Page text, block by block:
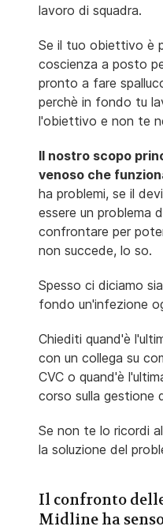
lavoro di squadra.
Se il tuo obiettivo è
coscienza a posto
pronto a fare
perchè in fondo tu
l'obiettivo e non te
Il nostro scopo
venoso che
ha problemi, se il
essere un problema
confrontare per
non succede, lo so.
Spesso ci diciamo
fondo un'infezione
Chiediti quand'è
con un collega su
CVC o quand'è
corso sulla gestione
Se non te lo ricordi
la soluzione del
Il confronto
Midline ha